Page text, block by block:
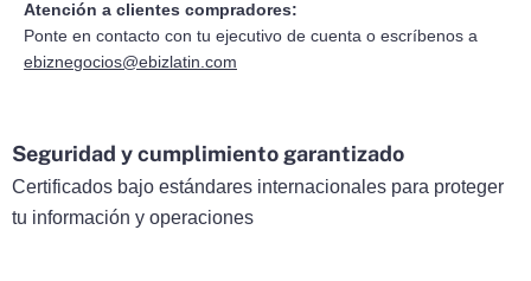
Atención a clientes compradores:
Ponte en contacto con tu ejecutivo de cuenta o escríbenos a
ebiznegocios@ebizlatin.com
Seguridad y cumplimiento garantizado
Certificados bajo estándares internacionales para proteger
tu información y operaciones